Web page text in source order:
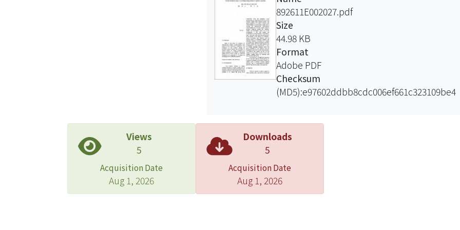
892611E002027.pdf
Size
44.98 KB
Format
Adobe PDF
Checksum
(MD5):e97602ddbb8cdc006ef661c323109be4
Views
5
Acquisition Date
Aug 1, 2026
Downloads
5
Acquisition Date
Aug 1, 2026